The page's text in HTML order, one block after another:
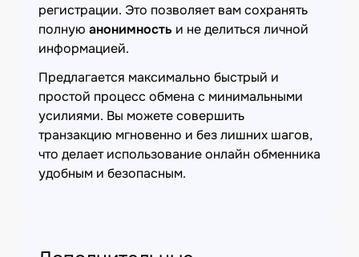
регистрации. Это позволяет вам сохранять
полную анонимность и не делиться личной
информацией.
Предлагается максимально быстрый и
простой процесс обмена с минимальными
усилиями. Вы можете совершить
транзакцию мгновенно и без лишних шагов,
что делает использование онлайн обменника
удобным и безопасным.